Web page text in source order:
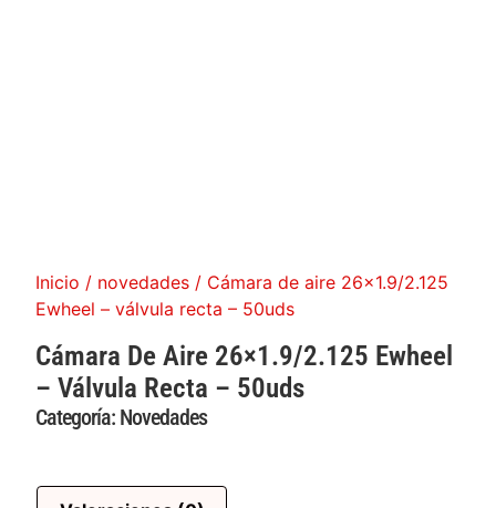
Inicio / novedades / Cámara de aire 26×1.9/2.125
Ewheel – válvula recta – 50uds
Cámara De Aire 26×1.9/2.125 Ewheel
– Válvula Recta – 50uds
Categoría: Novedades